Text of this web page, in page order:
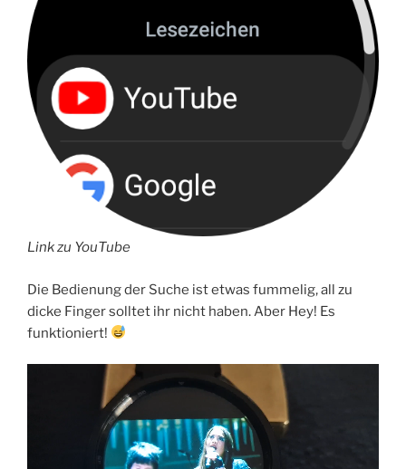
Link zu YouTube
Die Bedienung der Suche ist etwas fummelig, all zu
dicke Finger solltet ihr nicht haben. Aber Hey! Es
funktioniert!